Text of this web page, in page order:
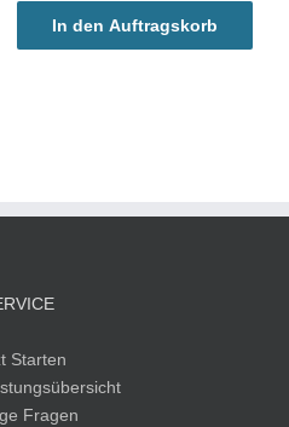
In den Auftragskorb
Starten
Fragen